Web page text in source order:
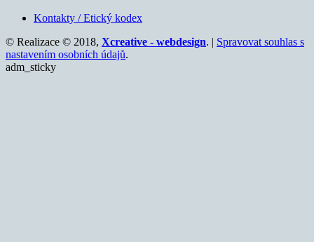
Kontakty / Etický kodex
© Realizace © 2018, Xcreative - webdesign. | Spravovat souhlas s
nastavením osobních údajů.
adm_sticky